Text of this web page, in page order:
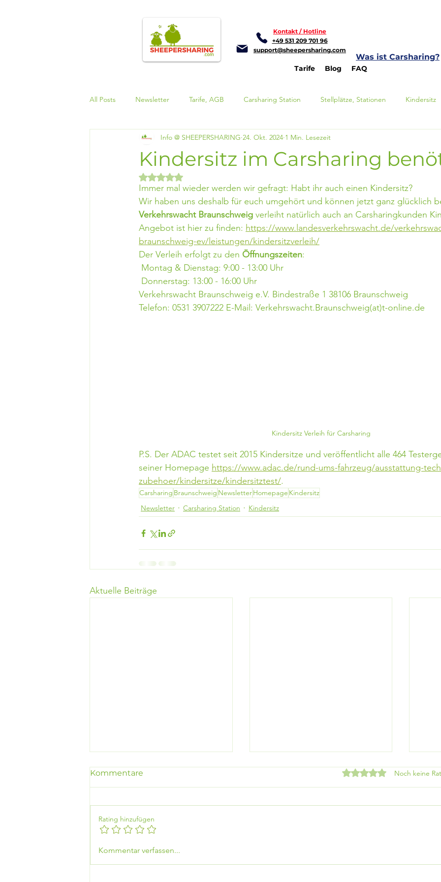
Tarife Blog FAQ
Kontakt / Hotline
+49 531 209 701 96
support@sheepersharing.com
Was ist Carsharing?
All Posts Newsletter Tarife, AGB Carsharing Station Stellplätze, Stationen Kindersitz
Carsharing-Fahrzeuge Carsharing buchen
Kindersitz im Carsharing
Info @ SHEEPERSHARING 24. Okt. 2024 1 Min. Lesezeit
Mit NaN von 5 Sternen bewertet.
Immer mal wieder werden wir gefragt: Habt ihr auch einen Kindersitz?
Wir haben uns deshalb für euch umgehört und können jetzt ganz glücklich
Verkehrswacht Braunschweig verleiht natürlich auch an Carsharingkunden
Angebot ist hier zu finden: https://www.landesverkehrswacht.de/
braunschweig-ev/leistungen/kindersitzverleih/
Der Verleih erfolgt zu den Öffnungszeiten:
Montag & Dienstag: 9:00 - 13:00 Uhr
Donnerstag: 13:00 - 16:00 Uhr
Verkehrswacht Braunschweig e.V. Bindestraße 1 38106 Braunschweig
Telefon: 0531 3907222 E-Mail: Verkehrswacht.Braunschweig(at)t-online.de
Kindersitz Verleih für Carsharing
P.S. Der ADAC testet seit 2015 Kindersitze und veröffentlicht alle 464
seiner Homepage https://www.adac.de/rund-ums-fahrzeug/ausstattung-
zubehoer/kindersitze/kindersitztest/.
Carsharing Braunschweig NewsletterHomepage Kindersitz
Newsletter
Carsharing Station Kindersitz
Aktuelle Beiträge
Stop! Tankkarte war
Kommentare Mit 0 von 5 Sternen
Noch keine
Rating hinzufügen
Kommentar verfassen...